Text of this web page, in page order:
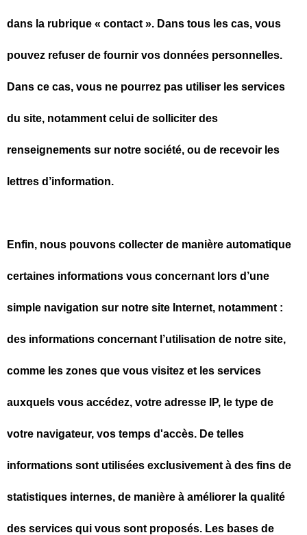
dans la rubrique « contact ». Dans tous les cas, vous
pouvez refuser de fournir vos données personnelles.
Dans ce cas, vous ne pourrez pas utiliser les services
du site, notamment celui de solliciter des
renseignements sur notre société, ou de recevoir les
lettres d’information.
Enfin, nous pouvons collecter de manière automatique
certaines informations vous concernant lors d’une
simple navigation sur notre site Internet, notamment :
des informations concernant l’utilisation de notre site,
comme les zones que vous visitez et les services
auxquels vous accédez, votre adresse IP, le type de
votre navigateur, vos temps d'accès. De telles
informations sont utilisées exclusivement à des fins de
statistiques internes, de manière à améliorer la qualité
des services qui vous sont proposés. Les bases de